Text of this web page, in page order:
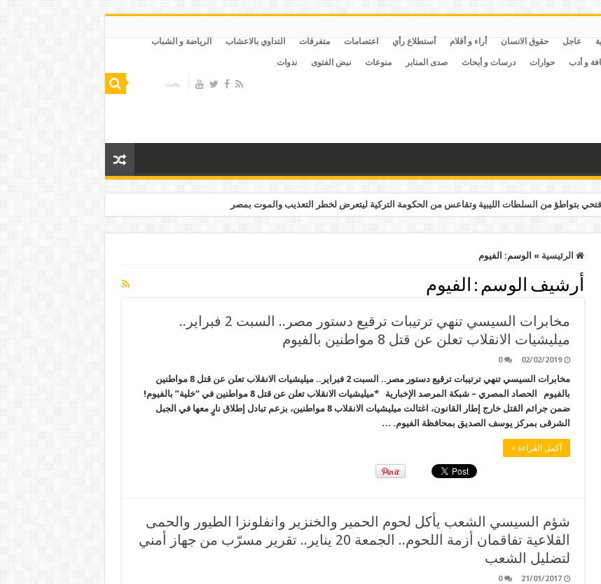
عاجل حقوق الانسان أراء و أقلام أستطلاع رأي اعتصامات متفرقات التداوي بالاعشاب الرياضة و الشباب
و أدب حوارات درسات و أبحاث صدى المنابر منوعات نبض الفتوى ندوات
بتواطؤ من السلطات الليبية وتقاعس من الحكومة التركية ليتعرض لخطر التعذيب والموت بمصر
الرئيسية » الوسم: الفيوم
أرشيف الوسم : الفيوم
مخابرات السيسي تنهي ترتيبات ترقيع دستور مصر.. السبت 2 فبراير..
ميليشيات الانقلاب تعلن عن قتل 8 مواطنين بالفيوم
02/02/2019
0
مخابرات السيسي تنهي ترتيبات ترقيع دستور مصر.. السبت 2 فبراير.. ميليشيات الانقلاب تعلن عن قتل 8 مواطنين
بالفيوم الحصاد المصري – شبكة المرصد الإخبارية *ميليشيات الانقلاب تعلن عن قتل 8 مواطنين في “خلية” بالفيوم!
ضمن جرائم القتل خارج إطار القانون، اغتالت ميليشيات الانقلاب 8 مواطنين، بزعم تبادل إطلاق نارٍ معها في الجبل
الشرقى بمركز يوسف الصديق بمحافظة الفيوم. …
أكمل القراءة »
شؤم السيسي الشعب يأكل لحوم الحمير والخنزير وانفلونزا الطيور والحمى
القلاعية تفاقمان أزمة اللحوم.. الجمعة 20 يناير.. تقرير مسرّب من جهاز أمني
لتضليل الشعب
21/01/2017
0